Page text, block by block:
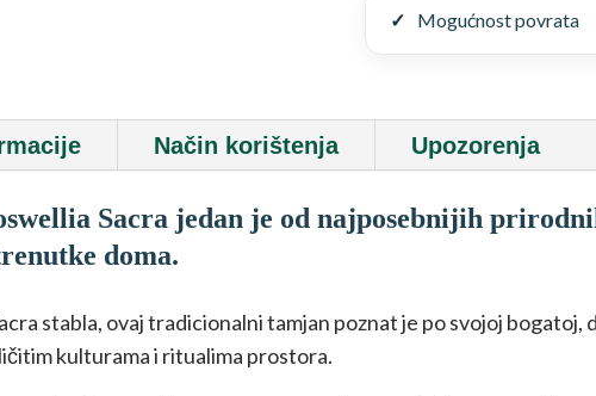
količinaMogućnost povrata
Način korištenja Upozorenja
Sacra jedan je od najposebnijih
doma.
stabla, ovaj tradicionalni tamjan poznat je po svojoj bogatoj,
kulturama i ritualima prostora.